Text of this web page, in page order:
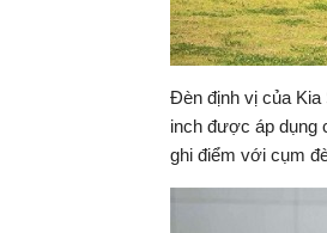
Đèn định vị của Kia
inch được áp dụng
ghi điểm với cụm